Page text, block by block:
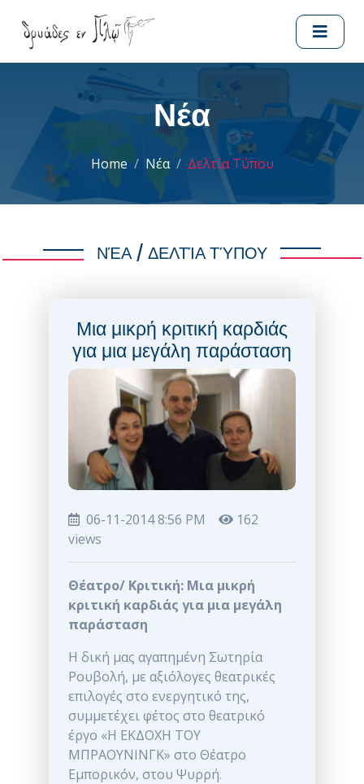
Νέα
Home Νέα Δελτία Τύπου
ΝΈΑ / ΔΕΛΤΊΑ ΤΎΠΟΥ
Μια μικρή κριτική καρδιάς
για μια μεγάλη παράσταση
06-11-2014 8:56 PM
162
views
Θέατρο/ Κριτική: Μια μικρή
κριτική καρδιάς για μια μεγάλη
παράσταση
Η δική μας αγαπημένη Σωτηρία
Ρουβολή, με αξιόλογες θεατρικές
επιλογές στο ενεργητικό της,
συμμετέχει φέτος στο θεατρικό
έργο «Η ΕΚΔΟΧΗ ΤΟΥ
ΜΠΡΑΟΥΝΙΝΓΚ» στο Θέατρο
Εμπορικόν, στου Ψυρρή.